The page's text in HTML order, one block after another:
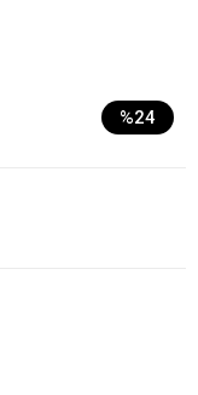
%24